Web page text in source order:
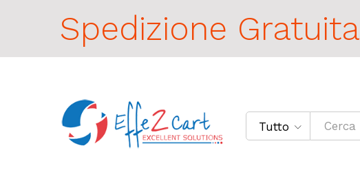
Spedizione Gratuita
Tutto